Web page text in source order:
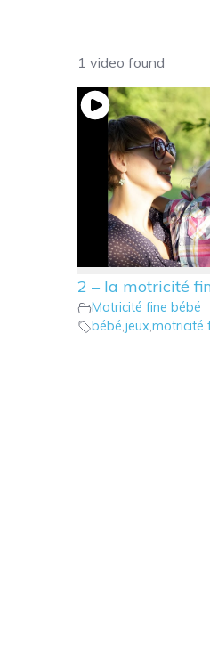
1 video found
2 – la motricité
Motricité fine bébé
bébé,jeux,motricité